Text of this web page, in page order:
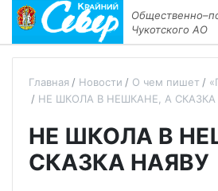
Чукотского АО
Главная Новости О чем пишет
НЕ ШКОЛА В НЕШКАНЕ, А СКАЗКА
НЕ ШКОЛА В
СКАЗКА НАЯВУ